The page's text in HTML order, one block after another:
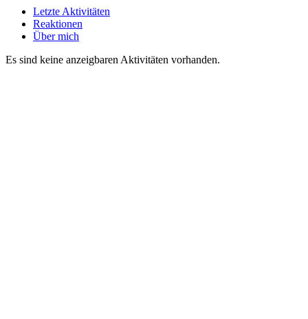
Letzte Aktivitäten
Reaktionen
Über mich
Es sind keine anzeigbaren Aktivitäten vorhanden.